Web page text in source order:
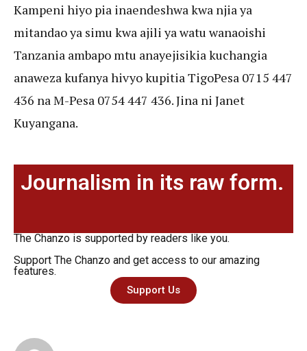
Kampeni hiyo pia inaendeshwa kwa njia ya
mitandao ya simu kwa ajili ya watu wanaoishi
Tanzania ambapo mtu anayejisikia kuchangia
anaweza kufanya hivyo kupitia TigoPesa 0715 447
436 na M-Pesa 0754 447 436. Jina ni Janet
Kuyangana.
Journalism in its raw form.
The Chanzo is supported by readers like you.
Support The Chanzo and get access to our amazing
features.
Support Us